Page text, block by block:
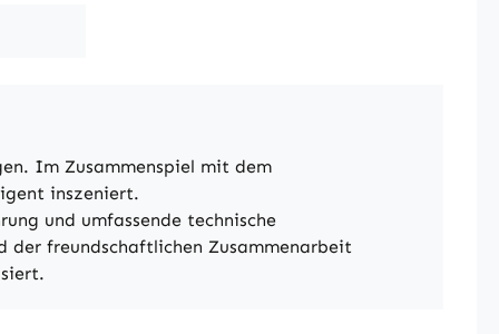
Im Zusammenspiel mit dem
inszeniert.
und umfassende technische
der freundschaftlichen Zusammenarbeit